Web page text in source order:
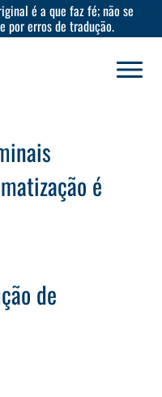
é a que faz fé; não se
por erros de tradução.
é
de